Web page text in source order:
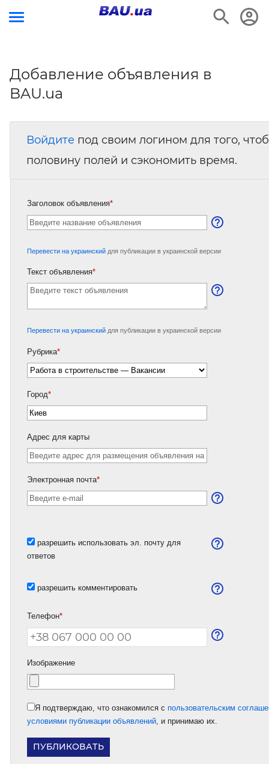
Добавление объявления в
BAU.ua
Войдите под своим логином для того,
половину полей и сэкономить время.
Заголовок объявления*
Перевести на украинский для публикации в украинской версии
Текст объявления*
Перевести на украинский для публикации в украинской версии
Рубрика*
Город*
Адрес для карты
Электронная почта*
разрешить использовать эл. почту для
ответов
разрешить комментировать
Телефон*
Изображение
Я подтверждаю, что ознакомился с пользовательским
условиями публикации объявлений , и принимаю их.